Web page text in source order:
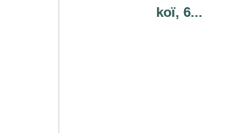
koï, 6...